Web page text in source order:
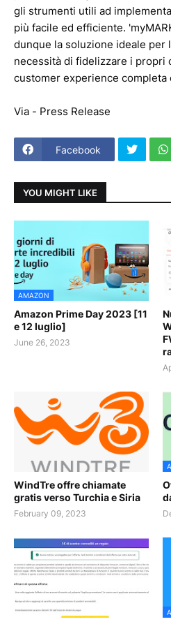
gli strumenti utili ad
più facile ed efficiente.
dunque la soluzione ideale per
necessità di fidelizzare i propri
customer experience completa
Via - Press Release
Facebook
YOU MIGHT LIKE
AMAZON
Amazon Prime Day 2023 [11
e 12 luglio]
June 26, 2023
WindTre offre chiamate
gratis verso Turchia e Siria
February 09, 2023